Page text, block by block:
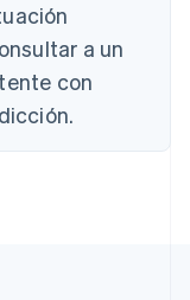
a un
con